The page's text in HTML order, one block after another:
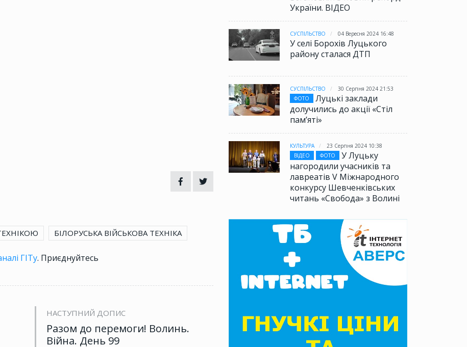
України. ВІДЕО
СУСПІЛЬСТВО 04 Вересня 2024 16:48
У селі Борохів Луцького
району сталася ДТП
СУСПІЛЬСТВО
30 Серпня 2024 21:53
ФОТО
Луцькі заклади
долучились до акції «Стіл
памʼяті»
КУЛЬТУРА
23 Серпня 2024 10:38
ВІДЕО
ФОТО
У Луцьку
нагородили учасників та
лавреатів V Міжнародного
конкурсу Шевченківських
читань «Свобода» з Волині
БІЛОРУСЬКА ВІЙСЬКОВА ТЕХНІКА
ГІТу. Приєднуйтесь
НАСТУПНИЙ ДОПИС
Разом до перемоги! Волинь.
Війна. День 99